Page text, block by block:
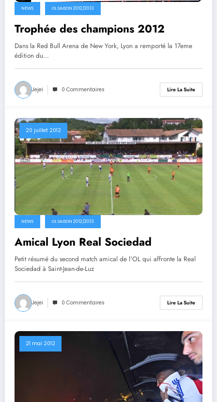
NEWS OL SAISON 2012/2013
Trophée des champions 2012
Dans la Red Bull Arena de New York, Lyon a remporté la 17eme
édition du…
Jejei 0 Commentaires Lire La Suite
20 juillet 2012
NEWS OL SAISON 2012/2013
Amical Lyon Real Sociedad
Petit résumé du second match amical de l'OL qui affronte la Real
Sociedad à Saint-Jean-de-Luz
Jejei 0 Commentaires Lire La Suite
21 mai 2012